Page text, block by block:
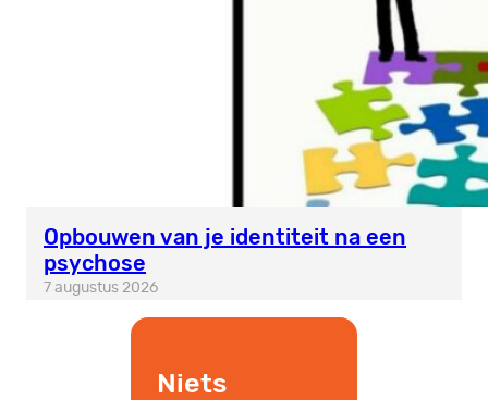
Opbouwen van je identiteit na een
psychose
7 augustus 2026
Niets